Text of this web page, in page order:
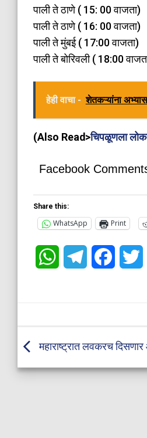
पाली ते ठाणे ( 15: 00 वाजता)
पाली ते ठाणे ( 16: 00 वाजता)
पाली ते मुंबई ( 17:00 वाजता)
पाली ते बोरिवली ( 18:00
हेही वाचा - शेतकऱ्यांना अभ्यास
(Also Read>चिपळूणला
Facebook
Share this:
WhatsApp Print
WhatsAppTelegram
महाराष्ट्रात लवकरच